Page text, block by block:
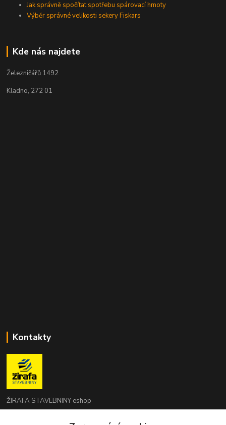
Jak správně spočítat spotřebu spárovací hmoty
Výběr správné velikosti sekery Fiskars
Kde nás najdete
Železničářů 1492
Kladno, 272 01
Kontakty
ŽIRAFA STAVEBNINY eshop